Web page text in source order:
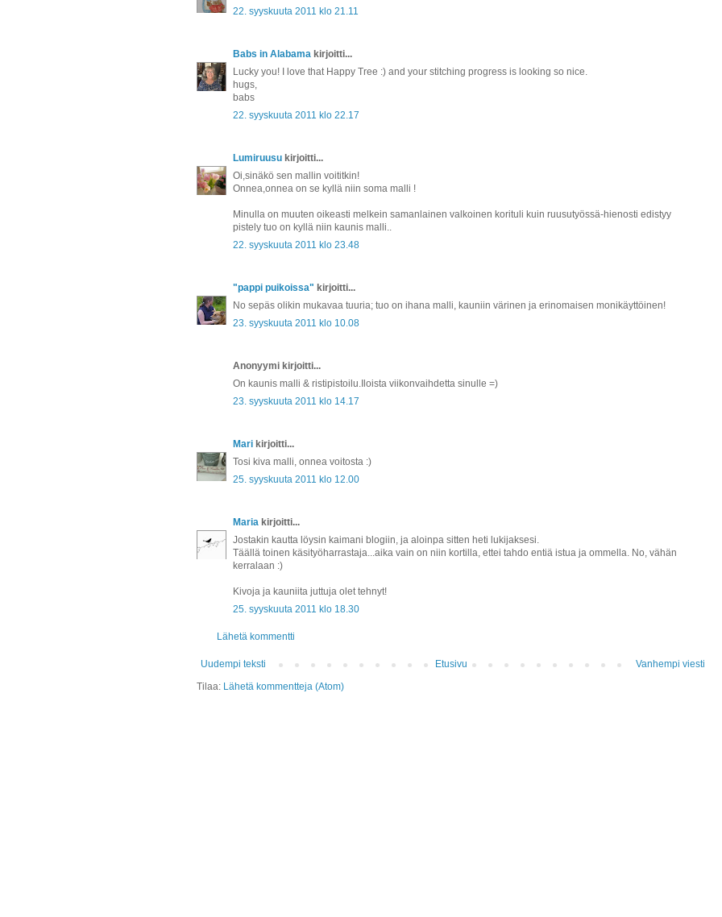
22. syyskuuta 2011 klo 21.11
Babs in Alabama kirjoitti...
Lucky you! I love that Happy Tree :) and your stitching progress is looking so nice.
hugs,
babs
22. syyskuuta 2011 klo 22.17
Lumiruusu kirjoitti...
Oi,sinäkö sen mallin voititkin!
Onnea,onnea on se kyllä niin soma malli !
Minulla on muuten oikeasti melkein samanlainen valkoinen korituli kuin ruusutyössä-hienosti edistyy
pistely tuo on kyllä niin kaunis malli..
22. syyskuuta 2011 klo 23.48
"pappi puikoissa" kirjoitti...
No sepäs olikin mukavaa tuuria; tuo on ihana malli, kauniin värinen ja erinomaisen monikäyttöinen!
23. syyskuuta 2011 klo 10.08
Anonyymi kirjoitti...
On kaunis malli & ristipistoilu.Iloista viikonvaihdetta sinulle =)
23. syyskuuta 2011 klo 14.17
Mari kirjoitti...
Tosi kiva malli, onnea voitosta :)
25. syyskuuta 2011 klo 12.00
Maria kirjoitti...
Jostakin kautta löysin kaimani blogiin, ja aloinpa sitten heti lukijaksesi.
Täällä toinen käsityöharrastaja...aika vain on niin kortilla, ettei tahdo entiä istua ja ommella. No, vähän
kerralaan :)
Kivoja ja kauniita juttuja olet tehnyt!
25. syyskuuta 2011 klo 18.30
Lähetä kommentti
Uudempi teksti Vanhempi viesti
Etusivu
Tilaa: Lähetä kommentteja (Atom)